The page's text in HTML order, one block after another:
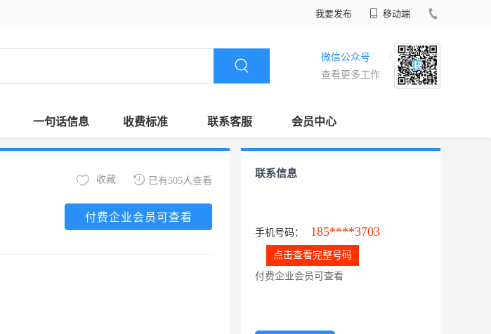
我要发布 移动端
微信公众号
查看更多工作
一句话信息 收费标准 联系客服 会员中心
已有505人查看
收藏
付费企业会员可查看
联系信息
手机号码： 185****3703
点击查看完整号码
付费企业会员可查看